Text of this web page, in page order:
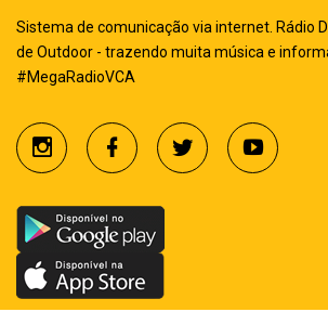
Sistema de comunicação via internet. Rádio
de Outdoor - trazendo muita música e
#MegaRadioVCA